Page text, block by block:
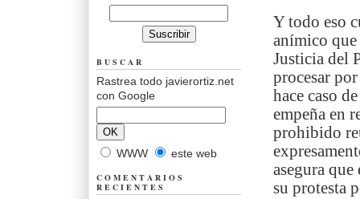
Y todo eso
anímico
Justicia del
procesar
hace caso
empeña en
prohibido
asegura
su protesta
BUSCAR
Rastrea todo javierortiz.net
con Google
WWW este web
COMENTARIOS
RECIENTES